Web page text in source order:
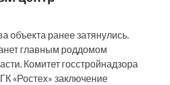
объекта ранее затянулись.
главным роддомом
Комитет госстройнадзора
«Ростех» заключение